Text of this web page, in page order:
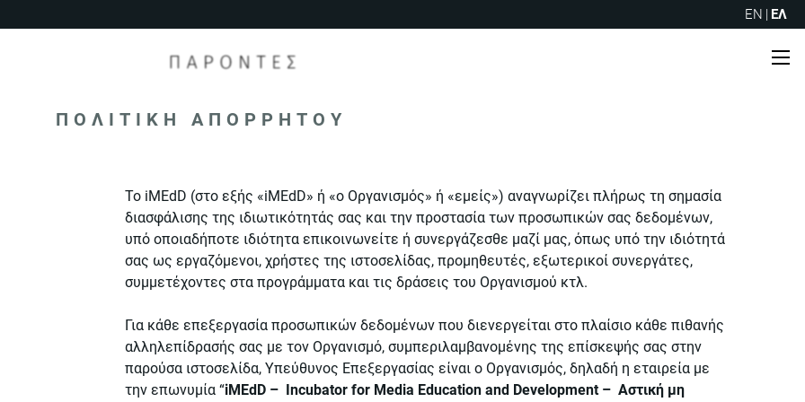
EN | ΕΛ
ΠΟΛΙΤΙΚΗ ΑΠΟΡΡΗΤΟΥ
To iMEdD (στο εξής «iMEdD» ή «o Oργανισμός» ή «εμείς») αναγνωρίζει πλήρως τη σημασία
διασφάλισης της ιδιωτικότητάς σας και την προστασία των προσωπικών σας δεδομένων,
υπό οποιαδήποτε ιδιότητα επικοινωνείτε ή συνεργάζεσθε μαζί μας, όπως υπό την ιδιότητά
σας ως εργαζόμενοι, χρήστες της ιστοσελίδας, προμηθευτές, εξωτερικοί συνεργάτες,
συμμετέχοντες στα προγράμματα και τις δράσεις του Οργανισμού κτλ.
Για κάθε επεξεργασία προσωπικών δεδομένων που διενεργείται στο πλαίσιο κάθε πιθανής
αλληλεπίδρασής σας με τον Οργανισμό, συμπεριλαμβανομένης της επίσκεψής σας στην
παρούσα ιστοσελίδα, Υπεύθυνος Επεξεργασίας είναι o Oργανισμός, δηλαδή η εταιρεία με
την επωνυμία “iMEdD – Incubator for Media Education and Development – Aστική μη